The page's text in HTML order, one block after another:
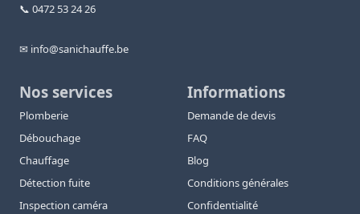
📞 0472 53 24 26
✉ info@sanichauffe.be
Nos services
Plomberie
Débouchage
Chauffage
Détection fuite
Inspection caméra
Informations
Demande de devis
FAQ
Blog
Conditions générales
Confidentialité